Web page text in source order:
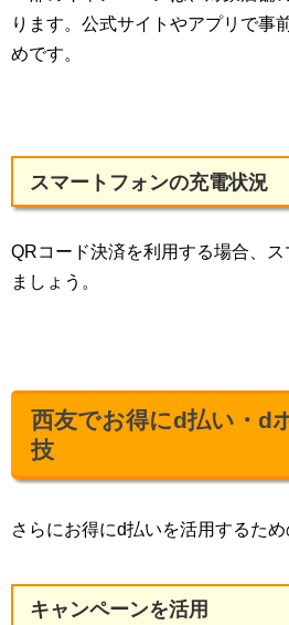
ります。公式サイトやアプリで事
めです。
スマートフォンの充電状況
QRコード決済を利用する場合、
ましょう。
西友でお得にd払い・d
技
さらにお得にd払いを活用するため
キャンペーンを活用